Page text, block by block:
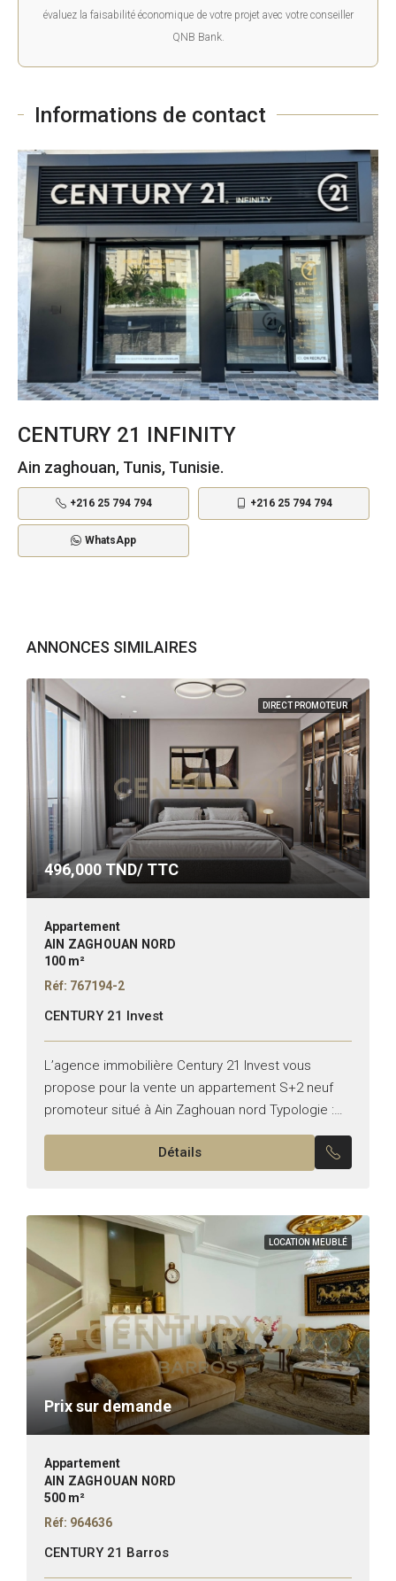
évaluez la faisabilité économique de votre projet avec votre conseiller
QNB Bank.
Informations de contact
CENTURY 21 INFINITY
Ain zaghouan, Tunis, Tunisie.
+216 25 794 794 +216 25 794 794
WhatsApp
ANNONCES SIMILAIRES
DIRECT PROMOTEUR
496,000TND/ TTC
Appartement
AIN ZAGHOUAN NORD
100 m²
Réf: 767194-2
CENTURY 21 Invest
L’agence immobilière Century 21 Invest vous
propose pour la vente un appartement S+2 neuf
promoteur situé à Ain Zaghouan nord Typologie :
S+2 Superficie : 100 m² Il se compose de :...
Détails
LOCATION MEUBLÉ
Prix sur demande
Appartement
AIN ZAGHOUAN NORD
500 m²
Réf: 964636
CENTURY 21 Barros